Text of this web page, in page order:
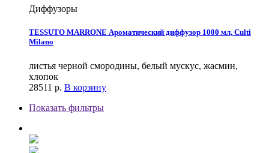
Диффузоры
TESSUTO MARRONE Ароматический диффузор 1000 мл, Culti
Milano
листья черной смородины, белый мускус, жасмин,
хлопок
28511 р. В корзину
Показать фильтры